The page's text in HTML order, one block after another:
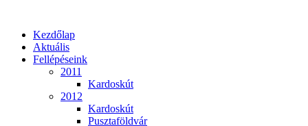
Kezdőlap
Aktuális
Fellépéseink
2011
Kardoskút
2012
Kardoskút
Pusztaföldvár